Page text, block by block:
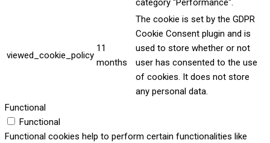
category "Performance".
viewed_cookie_policy
11
months
The cookie is set by the GDPR
Cookie Consent plugin and is
used to store whether or not
user has consented to the use
of cookies. It does not store
any personal data.
Functional
Functional
Functional cookies help to perform certain functionalities like